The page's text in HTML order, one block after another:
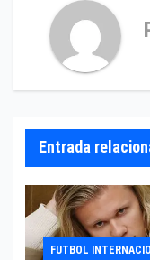
Entrada
FUTBOL